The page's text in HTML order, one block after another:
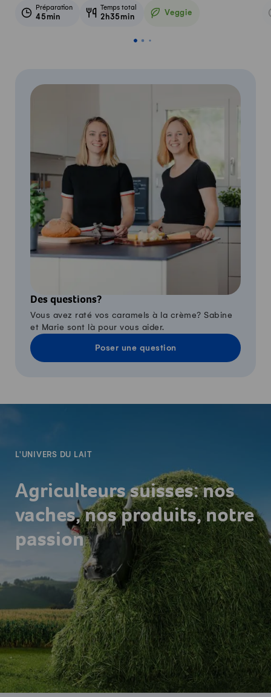
Préparation
45min
Temps total
2h35min Veggie
Veggie
Des questions?
Vous avez raté vos caramels à la crème? Sabine
et Marie sont là pour vous aider.
Poser une question
L'UNIVERS DU LAIT
Agriculteurs suisses: nos
vaches, nos produits, notre
passion